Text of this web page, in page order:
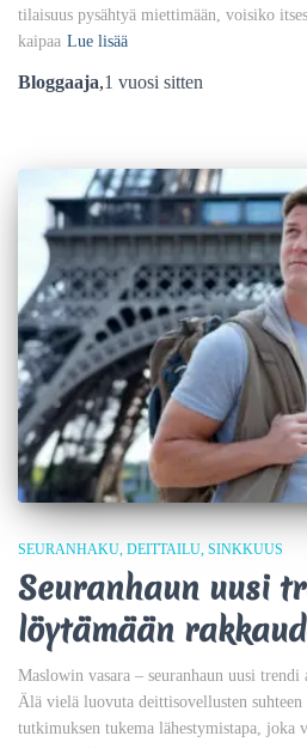
tilaisuus pysähtyä miettimään, voisiko
kaipaa Lue lisää
Bloggaaja,1 vuosi sitten
SEURANHAKU DEITTAILU SINKKUUS
Seuranhaun uusi
löytämään
Maslowin vasara – seuranhaun uusi trendi
Älä vielä luovuta deittisovellusten
tutkimuksen tukema lähestymistapa, joka